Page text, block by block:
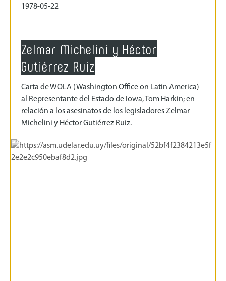
1978-05-22
Zelmar Michelini y Héctor
Gutiérrez Ruiz
Carta de WOLA (Washington Office on Latin America)
al Representante del Estado de Iowa, Tom Harkin; en
relación a los asesinatos de los legisladores Zelmar
Michelini y Héctor Gutiérrez Ruiz.